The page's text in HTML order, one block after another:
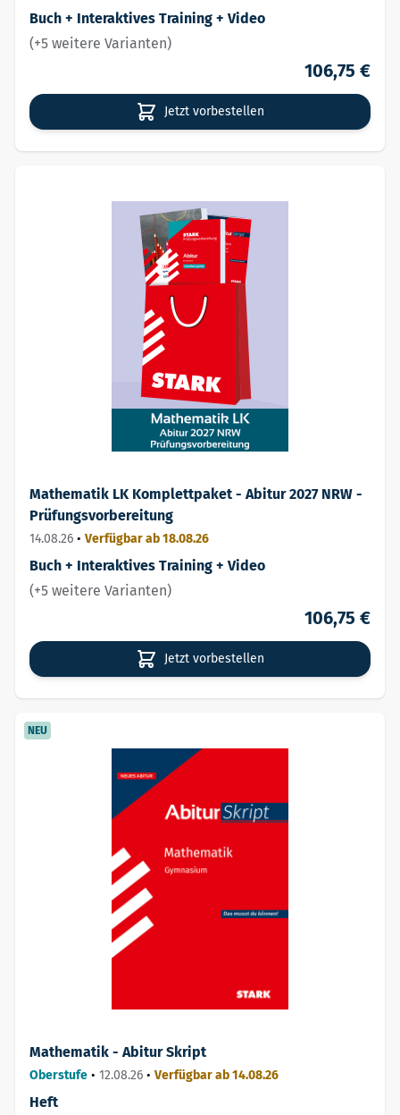
Buch + Interaktives Training + Video
(+5 weitere Varianten)
106,75 €
Jetzt vorbestellen
Mathematik LK Komplettpaket - Abitur 2027 NRW -
Prüfungsvorbereitung
14.08.26 • Verfügbar ab 18.08.26
Buch + Interaktives Training + Video
(+5 weitere Varianten)
106,75 €
Jetzt vorbestellen
NEU
Mathematik - Abitur Skript
Oberstufe • 12.08.26 • Verfügbar ab 14.08.26
Heft